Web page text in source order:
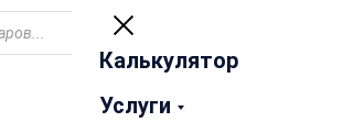
Закрыть
Калькулятор
Услуги